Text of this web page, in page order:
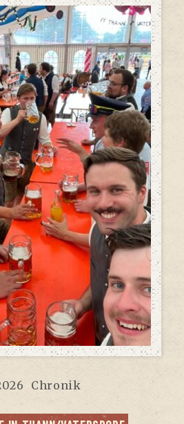
Chronik